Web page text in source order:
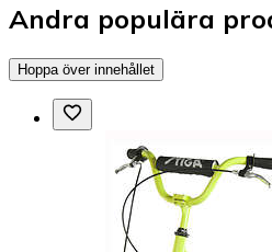
Andra populära
Hoppa över innehållet